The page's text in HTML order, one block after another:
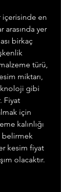
içerisinde en
arasında yer
birkaç
türü,
miktarı,
gibi
Fiyat
için
kalınlığı
belirmek
kesim fiyat
olacaktır.